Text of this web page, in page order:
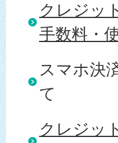
クレジッ
手数料・
スマホ決
て
クレジッ